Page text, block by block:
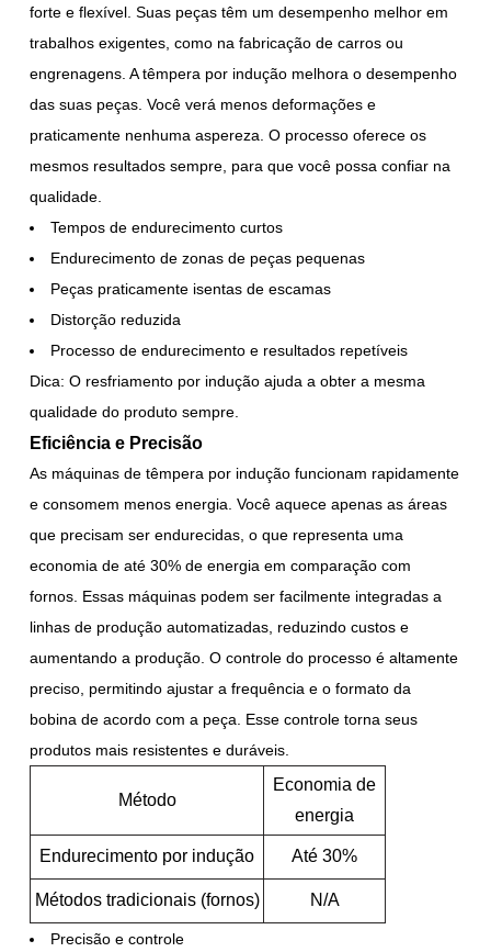
forte e flexível. Suas peças têm um desempenho melhor em
trabalhos exigentes, como na fabricação de carros ou
engrenagens. A têmpera por indução melhora o desempenho
das suas peças. Você verá menos deformações e
praticamente nenhuma aspereza. O processo oferece os
mesmos resultados sempre, para que você possa confiar na
qualidade.
Tempos de endurecimento curtos
Endurecimento de zonas de peças pequenas
Peças praticamente isentas de escamas
Distorção reduzida
Processo de endurecimento e resultados repetíveis
Dica: O resfriamento por indução ajuda a obter a mesma
qualidade do produto sempre.
Eficiência e Precisão
As máquinas de têmpera por indução funcionam rapidamente
e consomem menos energia. Você aquece apenas as áreas
que precisam ser endurecidas, o que representa uma
economia de até 30% de energia em comparação com
fornos. Essas máquinas podem ser facilmente integradas a
linhas de produção automatizadas, reduzindo custos e
aumentando a produção. O controle do processo é altamente
preciso, permitindo ajustar a frequência e o formato da
bobina de acordo com a peça. Esse controle torna seus
produtos mais resistentes e duráveis.
Método
Economia de
energia
Endurecimento por indução Até 30%
Métodos tradicionais (fornos) N/A
Precisão e controle